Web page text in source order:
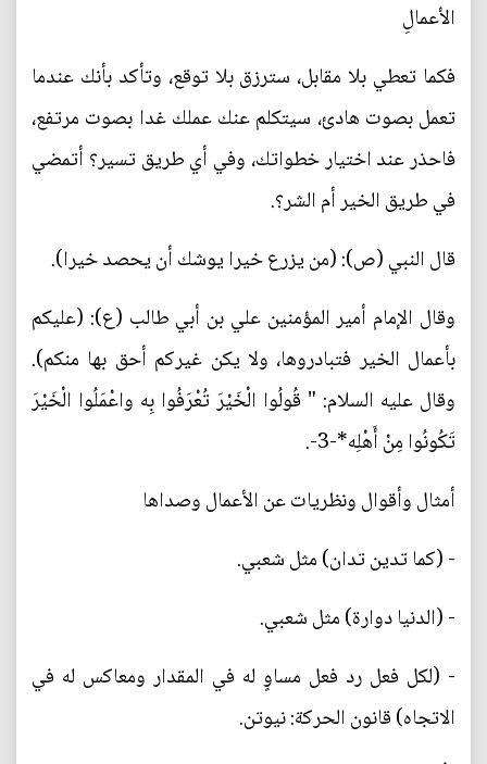
الأعمالِ
فكما تعطي بلا مقابل، سترزق بلا توقع، وتأكد بأنك عندما
تعمل بصوت هادئ، سيتكلم عنك عملك غدا بصوت مرتفع،
فاحذر عند اختيار خطواتك، وفي أي طريق تسير؟ أتمضي
في طريق الخير أم الشر؟.
قال النبي (ص): (من يزرع خيرا يوشك أن يحصد خيرا).
وقال الإمام أمير المؤمنين علي بن أبي طالب (ع): (عليكم
بأعمال الخير فتبادروها، ولا يكن غيركم أحق بها منكم).
وقال عليه السلام: " قُولُوا الْخَيْرَ تُعْرَفُوا بِه واعْمَلُوا الْخَيْرَ
تَكُونُوا مِنْ أَهْلِه*-3-.
أمثال وأقوال ونظريات عن الأعمال وصداها
- (كما تدين تدان) مثل شعبي.
- (الدنيا دوارة) مثل شعبي.
- (لكل فعل رد فعل مساوٍ له في المقدار ومعاكس له في
الاتجاه) قانون الحركة: نيوتن.